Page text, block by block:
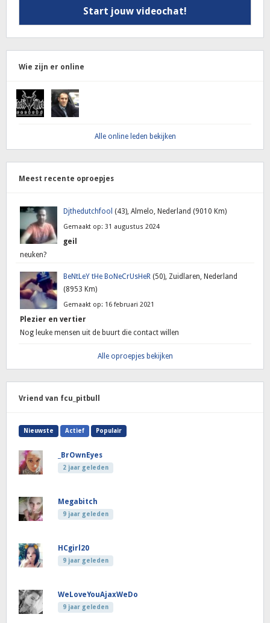
Start jouw videochat!
Wie zijn er online
Alle online leden bekijken
Meest recente oproepjes
Djthedutchfool (43), Almelo, Nederland (9010 Km)
Gemaakt op: 31 augustus 2024
geil
neuken?
BeNtLeY tHe BoNeCrUsHeR (50), Zuidlaren, Nederland
(8953 Km)
Gemaakt op: 16 februari 2021
Plezier en vertier
Nog leuke mensen uit de buurt die contact willen
Alle oproepjes bekijken
Vriend van fcu_pitbull
Nieuwste Actief Populair
_BrOwnEyes
2 jaar geleden
Megabitch
9 jaar geleden
HCgirl20
9 jaar geleden
WeLoveYouAjaxWeDo
9 jaar geleden